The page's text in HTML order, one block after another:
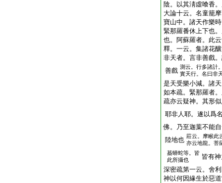
陰。以其淸虛喰香
大論十云。名童籠
寶山中。諸天作樂
緊那羅番休上下也
也。阿蘇羅者。此
釋。一云。集諸花
非天者。言非善戲
善戲 測云。行多諸計
實天行。名曰非
是天受樂小減。諸
如本疏。緊那羅者
疏亦云疑神。其形
耶非人耶。遂以爲
佛。乃至迦葉不能
陸地也 莊云。摩睺此
亦云地龍。菩
蟇蟒蛇等。皆
此所攝也
皆有
深密疏第一云。舍
神以何因緣生於惡